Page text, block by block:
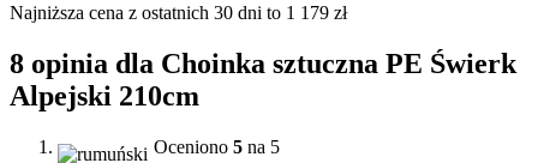
Najniższa cena z ostatnich 30 dni to 1 179 zł
8 opinia dla Choinka sztuczna PE Świerk
Alpejski 210cm
Oceniono 5 na 5